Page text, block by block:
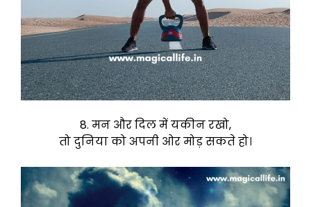
8. मन और दिल में यकीन रखो,
तो दुनिया को अपनी ओर मोड़ सकते हो।